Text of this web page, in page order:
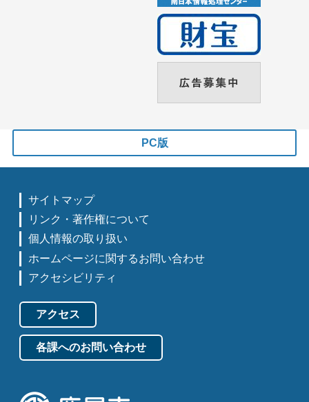
PC版
サイトマップ
リンク・著作権について
個人情報の取り扱い
ホームページに関するお問い合わせ
アクセシビリティ
アクセス
各課へのお問い合わせ